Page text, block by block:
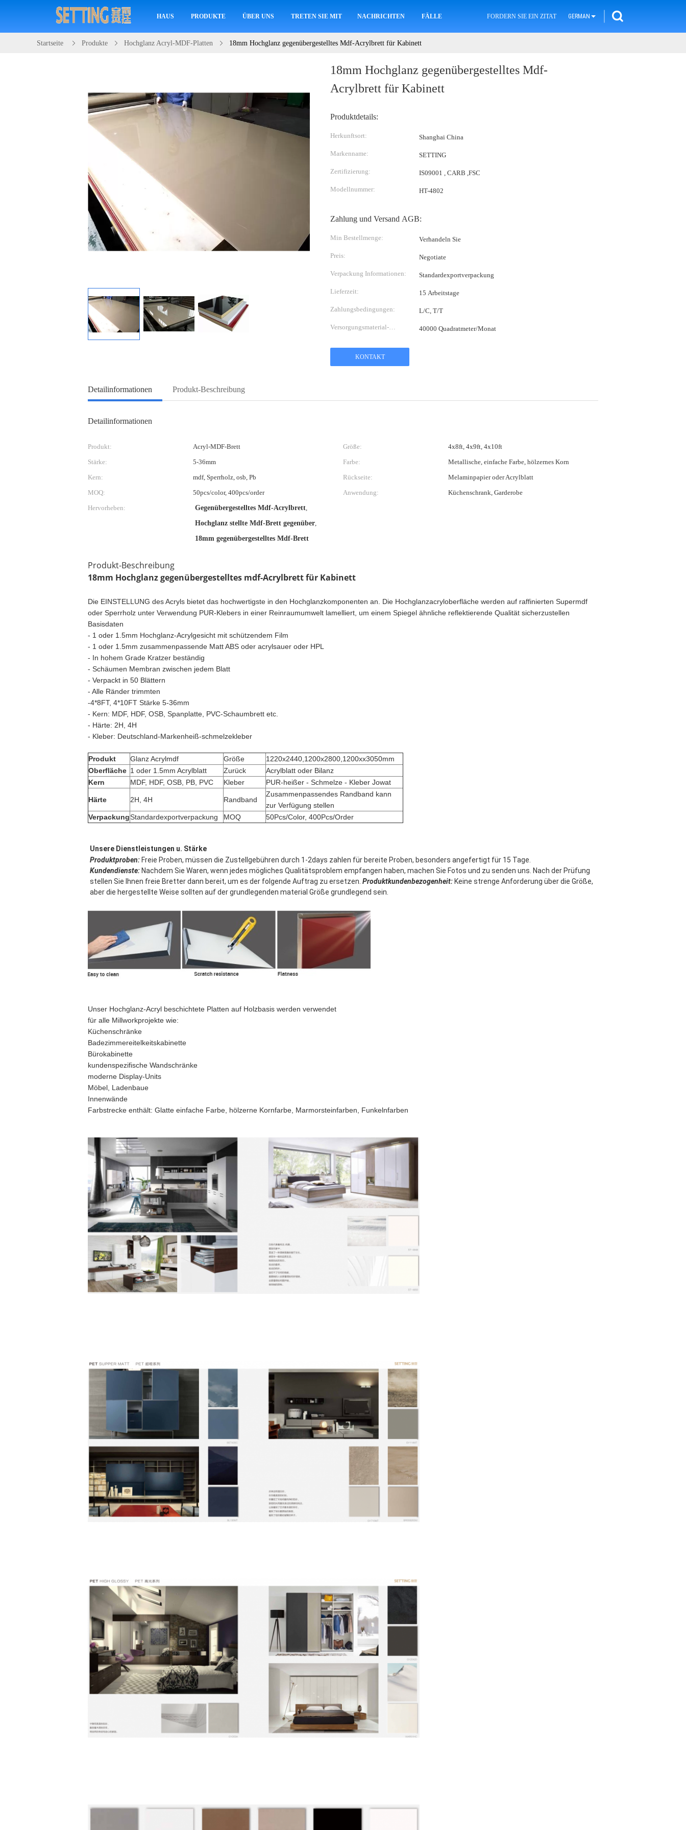
HAUS PRODUKTE ÜBER UNS TRETEN SIE MIT UNS IN VERBINDUNG
NACHRICHTEN FÄLLE FORDERN SIE EIN ZITAT GERMAN
Startseite Produkte Hochglanz Acryl-MDF-Platten 18mm Hochglanz gegenübergestelltes Mdf-Acrylbrett für Kabinett
18mm Hochglanz gegenübergestelltes Mdf-
Acrylbrett für Kabinett
Produktdetails:
Herkunftsort: Shanghai China
Markenname: SETTING
Zertifizierung: IS09001 , CARB ,FSC
Modellnummer: HT-4802
Zahlung und Versand AGB:
Min Bestellmenge: Verhandeln Sie
Preis: Negotiate
Verpackung Informationen: Standardexportverpackung
Lieferzeit: 15 Arbeitstage
Zahlungsbedingungen: L/C, T/T
Versorgungsmaterial-
40000 Quadratmeter/Monat
KONTAKT
Detailinformationen Produkt-Beschreibung
Detailinformationen
Produkt: Acryl-MDF-Brett Größe:
4x8ft, 4x9ft, 4x10ft
Stärke:
5-36mm Farbe:
Metallische, einfache Farbe, hölzernes Korn
Kern:
mdf, Sperrholz, osb, Pb Rückseite:
Melaminpapier oder Acrylblatt
MOQ:
50pcs/color, 400pcs/order Anwendung:
Küchenschrank, Garderobe
Hervorheben:
Gegenübergestelltes Mdf-Acrylbrett,
Hochglanz stellte Mdf-Brett gegenüber,
18mm gegenübergestelltes Mdf-Brett
Produkt-Beschreibung
18mm Hochglanz gegenübergestelltes mdf-Acrylbrett für Kabinett
Die EINSTELLUNG des Acryls bietet das hochwertigste in den Hochglanzkomponenten an. Die Hochglanzacryloberfläche werden auf raffinierten Supermdf
oder Sperrholz unter Verwendung PUR-Klebers in einer Reinraumumwelt lamelliert, um einem Spiegel ähnliche reflektierende Qualität sicherzustellen
Basisdaten
- 1 oder 1.5mm Hochglanz-Acrylgesicht mit schützendem Film
- 1 oder 1.5mm zusammenpassende Matt ABS oder acrylsauer oder HPL
- In hohem Grade Kratzer beständig
- Schäumen Membran zwischen jedem Blatt
- Verpackt in 50 Blättern
- Alle Ränder trimmten
-4*8FT, 4*10FT Stärke 5-36mm
- Kern: MDF, HDF, OSB, Spanplatte, PVC-Schaumbrett etc.
- Härte: 2H, 4H
- Kleber: Deutschland-Markenheiß-schmelzekleber
Produkt Glanz Acrylmdf Größe
1220x2440,1200x2800,1200xx3050mm
Oberfläche 1 oder 1.5mm Acrylblatt Zurück
Acrylblatt oder Bilanz
Kern
MDF, HDF, OSB, PB, PVC Kleber PUR-heißer - Schmelze - Kleber Jowat
Härte 2H, 4H Randband
Zusammenpassendes Randband kann
zur Verfügung stellen
VerpackungStandardexportverpackung MOQ 50Pcs/Color, 400Pcs/Order
Unsere Dienstleistungen u. Stärke
Produktproben: Freie Proben, müssen die Zustellgebühren durch 1-2days zahlen für bereite Proben, besonders angefertigt für 15 Tage.
Kundendienste: Nachdem Sie Waren, wenn jedes mögliches Qualitätsproblem empfangen haben, machen Sie Fotos und zu senden uns. Nach der Prüfung
stellen Sie Ihnen freie Bretter dann bereit, um es der folgende Auftrag zu ersetzen. Produktkundenbezogenheit: Keine strenge Anforderung über die Größe,
aber die hergestellte Weise sollten auf der grundlegenden material Größe grundlegend sein.
Unser Hochglanz-Acryl beschichtete Platten auf Holzbasis werden verwendet
für alle Millworkprojekte wie:
Küchenschränke
Badezimmereitelkeitskabinette
Bürokabinette
kundenspezifische Wandschränke
moderne Display-Units
Möbel, Ladenbaue
Innenwände
Farbstrecke enthält: Glatte einfache Farbe, hölzerne Kornfarbe, Marmorsteinfarben, Funkelnfarben